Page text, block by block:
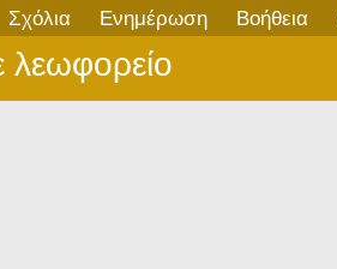
Σχόλια Ενημέρωση Βοήθεια